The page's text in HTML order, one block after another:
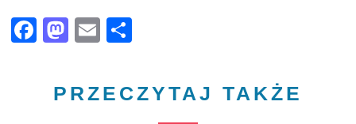
Facebook
Mastodon
Email
PRZECZYTAJ TAKŻE